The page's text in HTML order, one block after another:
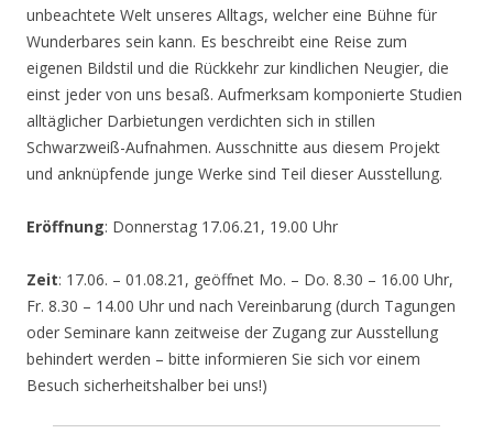
unbeachtete Welt unseres Alltags, welcher eine Bühne für
Wunderbares sein kann. Es beschreibt eine Reise zum
eigenen Bildstil und die Rückkehr zur kindlichen Neugier, die
einst jeder von uns besaß. Aufmerksam komponierte Studien
alltäglicher Darbietungen verdichten sich in stillen
Schwarzweiß-Aufnahmen. Ausschnitte aus diesem Projekt
und anknüpfende junge Werke sind Teil dieser Ausstellung.
Eröffnung: Donnerstag 17.06.21, 19.00 Uhr
Zeit: 17.06. – 01.08.21, geöffnet Mo. – Do. 8.30 – 16.00 Uhr,
Fr. 8.30 – 14.00 Uhr und nach Vereinbarung (durch Tagungen
oder Seminare kann zeitweise der Zugang zur Ausstellung
behindert werden – bitte informieren Sie sich vor einem
Besuch sicherheitshalber bei uns!)